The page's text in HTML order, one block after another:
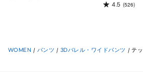
4.5 (526)
WOMEN / パンツ / 3Dバレル・ワイドパンツ / テ